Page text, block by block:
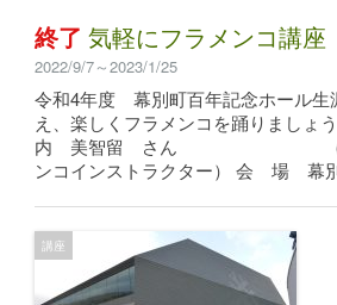
終了気軽にフラメンコ講座
2022/9/7～2023/1/25
令和4年度 幕別町百年記念ホール生
え、楽しくフラメンコを踊りま
内 美智留 さん （町内
ンコインストラクター） 会 場 幕
講座